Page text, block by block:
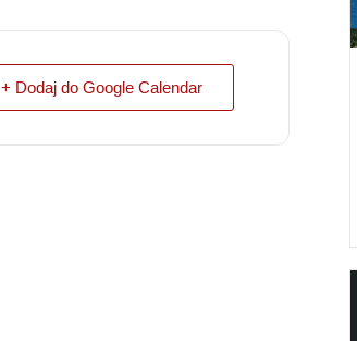
+ Dodaj do Google Calendar